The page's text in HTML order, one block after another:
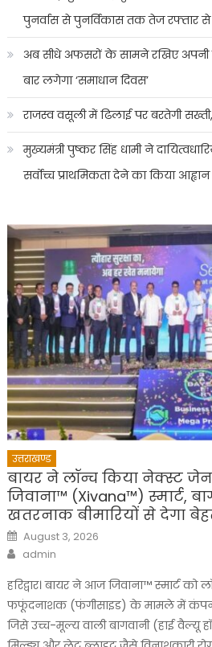
पुनर्वास से पुनर्विकास तक तेज रफ्तार
अब सीधे अफसरों के सामने रखिए अपनी
बार लगेगा ‘समाधान दिवस’
राजस्व वसूली में ढिलाई पर बरतेगी
मुख्यमंत्री पुष्कर सिंह धामी ने
सर्वोच्च प्राथमिकता देने का किया आह्वान
उत्तराखण्ड
बायर ने लॉन्च किया नेक्स्ट
जिवाना™️ (Xivana™️) स्मार्ट,
खतरनाक बीमारियों से देगा
Posted
on
August 3, 2026
Author
admin
हरिद्वार। बायर ने आज जिवाना™️ स्मार्ट
फफूंदनाशक (फंगीसाइड) के मामले में
जिसे उच्च-मूल्य वाली बागवानी (हाई वैल्यू